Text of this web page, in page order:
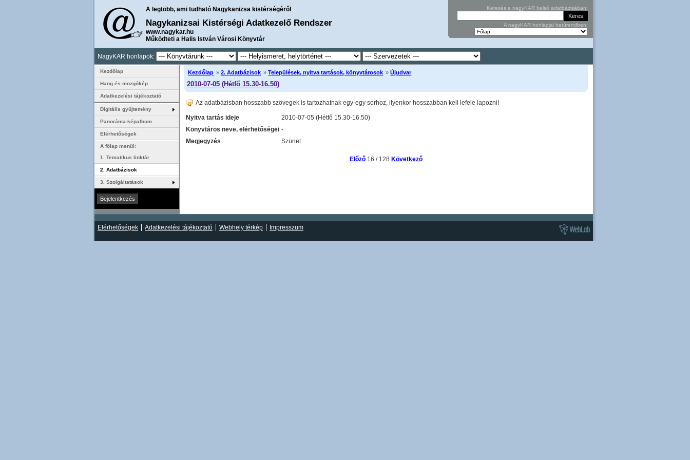
A legtöbb, ami tudható Nagykanizsa kistérségéről
Nagykanizsai Kistérségi Adatkezelő Rendszer
www.nagykar.hu
Működteti a Halis István Városi Könyvtár
Keresés a nagyKAR belső adatbázisában:
A nagyKAR honlapjai betűrendben:
NagyKAR honlapok:
Kezdőlap »2. Adatbázisok »Települések, nyitva tartások, könyvtárosok »Újudvar
2010-07-05 (Hétfő 15.30-16.50)
Az adatbázisban hosszabb szövegek is tartozhatnak egy-egy sorhoz, ilyenkor hosszabban kell lefele lapozni!
Nyitva tartás ideje
2010-07-05 (Hétfő 15.30-16.50)
Könyvtáros neve, elérhetőségei -
Megjegyzés
Szünet
Előző 16 / 128Következő
Kezdőlap
Hang és mozgókép
Adatkezelési tájékoztató
Digitális gyűjtemény
Panoráma-képalbum
Elérhetőségek
A főlap menüi:
1. Tematikus linktár
2. Adatbázisok
3. Szolgáltatások
Elérhetőségek Adatkezelési tájékoztató Webhely térkép Impresszum